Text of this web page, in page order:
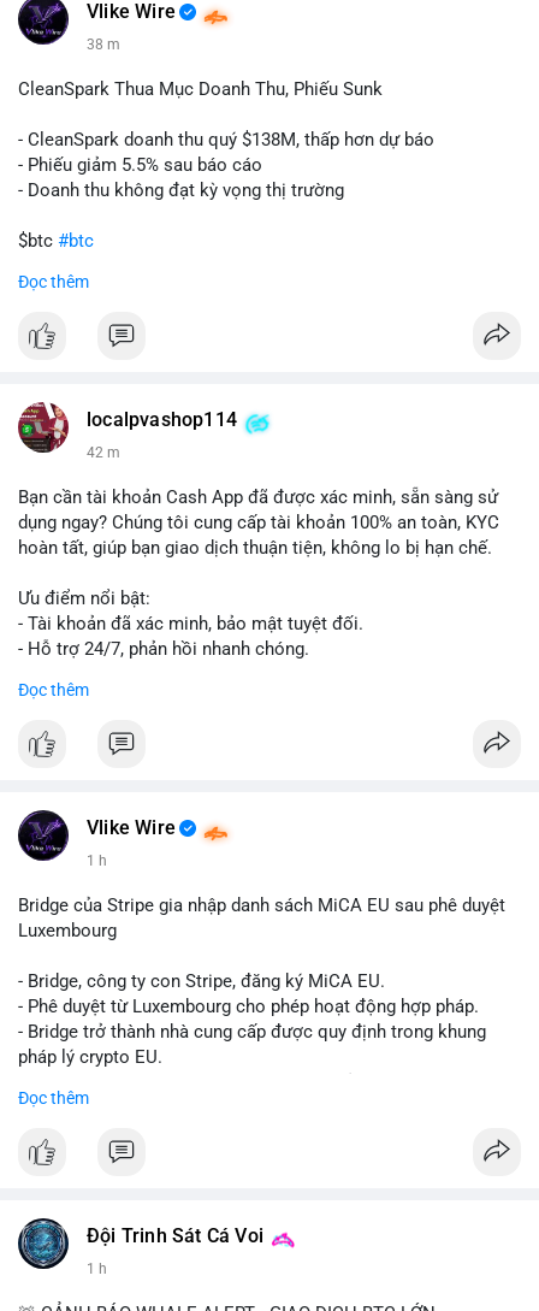
Vlike Wire
38 m
CleanSpark Thua Mục Doanh Thu, Phiếu Sunk
- CleanSpark doanh thu quý $138M, thấp hơn dự báo
- Phiếu giảm 5.5% sau báo cáo
- Doanh thu không đạt kỳ vọng thị trường
$btc #btc
#vlikevn
📰 Nguồn: Cointelegraph
Đọc thêm
localpvashop114
42 m
Bạn cần tài khoản Cash App đã được xác minh, sẵn sàng sử
dụng ngay? Chúng tôi cung cấp tài khoản 100% an toàn, KYC
hoàn tất, giúp bạn giao dịch thuận tiện, không lo bị hạn chế.
Ưu điểm nổi bật:
- Tài khoản đã xác minh, bảo mật tuyệt đối.
- Hỗ trợ 24/7, phản hồi nhanh chóng.
nay:
📧 Email: localpvashop@gmail.com
Đọc thêm
Vlike Wire
1 h
Bridge của Stripe gia nhập danh sách MiCA EU sau phê duyệt
Luxembourg
- Bridge, công ty con Stripe, đăng ký MiCA EU.
- Phê duyệt từ Luxembourg cho phép hoạt động hợp pháp.
- Bridge trở thành nhà cung cấp được quy định trong khung
pháp lý crypto EU.
#luxembourg
#vlikevn #titanbot
Đọc thêm
Đội Trinh Sát Cá Voi
1 h